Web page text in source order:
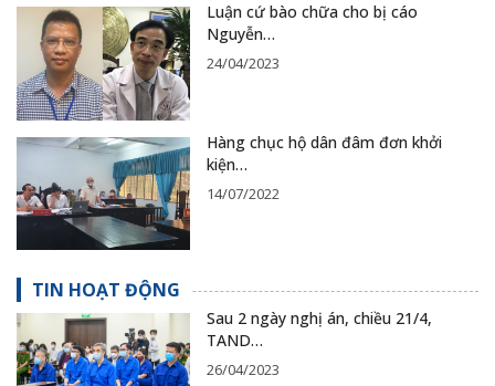
Luận cứ bào chữa cho bị cáo
Nguyễn…
24/04/2023
Hàng chục hộ dân đâm đơn khởi
kiện…
14/07/2022
TIN HOẠT ĐỘNG
Sau 2 ngày nghị án, chiều 21/4,
TAND…
26/04/2023